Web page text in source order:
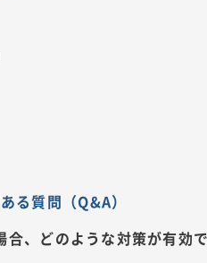
る質問（Q&A）
、どのような対策が有効